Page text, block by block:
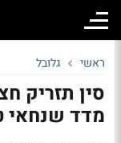
ראשי גלובל
סין תזריק
מדד שנחאי